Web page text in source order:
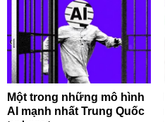
Một trong những mô hình
AI mạnh nhất Trung Quốc